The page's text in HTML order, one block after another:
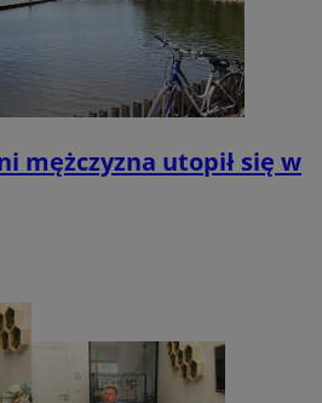
mężczyzna utopił się w